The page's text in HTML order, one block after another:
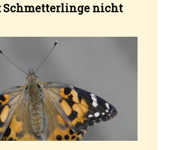
Schmetterlinge nicht